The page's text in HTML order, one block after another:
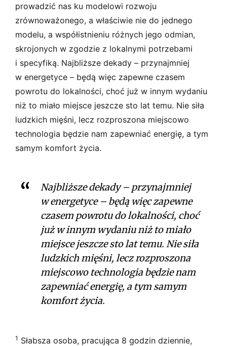
prowadzić nas ku modelowi rozwoju
zrównoważonego, a właściwie nie do jednego
modelu, a współistnieniu różnych jego odmian,
skrojonych w zgodzie z lokalnymi potrzebami
i specyfiką. Najbliższe dekady – przynajmniej
w energetyce – będą więc zapewne czasem
powrotu do lokalności, choć już w innym wydaniu
niż to miało miejsce jeszcze sto lat temu. Nie siła
ludzkich mięśni, lecz rozproszona miejscowo
technologia będzie nam zapewniać energię, a tym
samym komfort życia.
Najbliższe dekady – przynajmniej
w energetyce – będą więc zapewne
czasem powrotu do lokalności, choć
już w innym wydaniu niż to miało
miejsce jeszcze sto lat temu. Nie siła
ludzkich mięśni, lecz rozproszona
miejscowo technologia będzie nam
zapewniać energię, a tym samym
komfort życia.
1 Słabsza osoba, pracująca 8 godzin dziennie,